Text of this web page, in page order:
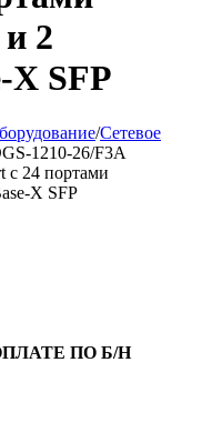
2
X SFP
/Сетевое
1210-26/F3A
с 24 портами
X SFP
ПО Б/Н